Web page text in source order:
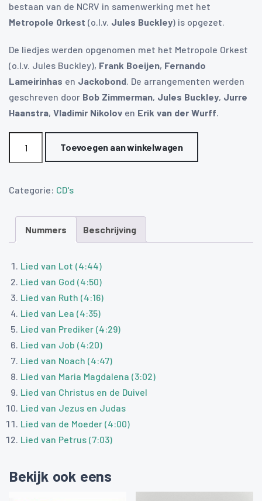
bestaan van de NCRV in samenwerking met het
Metropole Orkest (o.l.v. Jules Buckley) is opgezet.
De liedjes werden opgenomen met het Metropole Orkest
(o.l.v. Jules Buckley), Frank Boeijen, Fernando
Lameirinhas en Jackobond. De arrangementen werden
geschreven door Bob Zimmerman, Jules Buckley, Jurre
Haanstra, Vladimir Nikolov en Erik van der Wurff.
Licht
Toevoegen aan winkelwagen
Categorie: CD's
Nummers Beschrijving
Lied van Lot (4:44)
Lied van God (4:50)
Lied van Ruth (4:16)
Lied van Lea (4:35)
Lied van Prediker (4:29)
Lied van Job (4:20)
Lied van Noach (4:47)
Lied van Maria Magdalena (3:02)
Lied van Christus en de Duivel
Lied van Jezus en Judas
Lied van de Moeder (4:00)
Lied van Petrus (7:03)
Bekijk ook eens